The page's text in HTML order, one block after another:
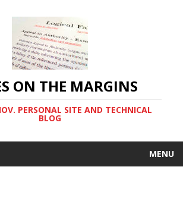
ON THE MARGINS
PERSONAL SITE AND TECHNICAL
BLOG
MENU